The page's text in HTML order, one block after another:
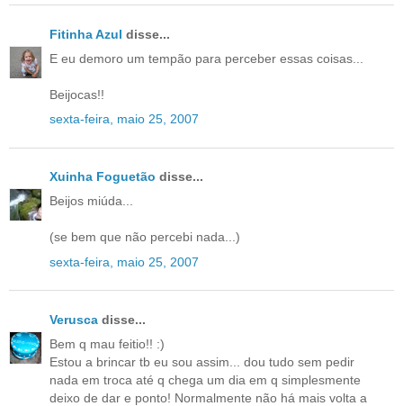
Fitinha Azul disse...
E eu demoro um tempão para perceber essas coisas...
Beijocas!!
sexta-feira, maio 25, 2007
Xuinha Foguetão disse...
Beijos miúda...
(se bem que não percebi nada...)
sexta-feira, maio 25, 2007
Verusca disse...
Bem q mau feitio!! :)
Estou a brincar tb eu sou assim... dou tudo sem pedir
nada em troca até q chega um dia em q simplesmente
deixo de dar e ponto! Normalmente não há mais volta a